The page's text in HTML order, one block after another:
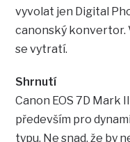
vyvolat jen Digital
canonský konvertor.
se vytratí.
Shrnutí
Canon EOS 7D Mark
především pro
typu. Ne snad, že by